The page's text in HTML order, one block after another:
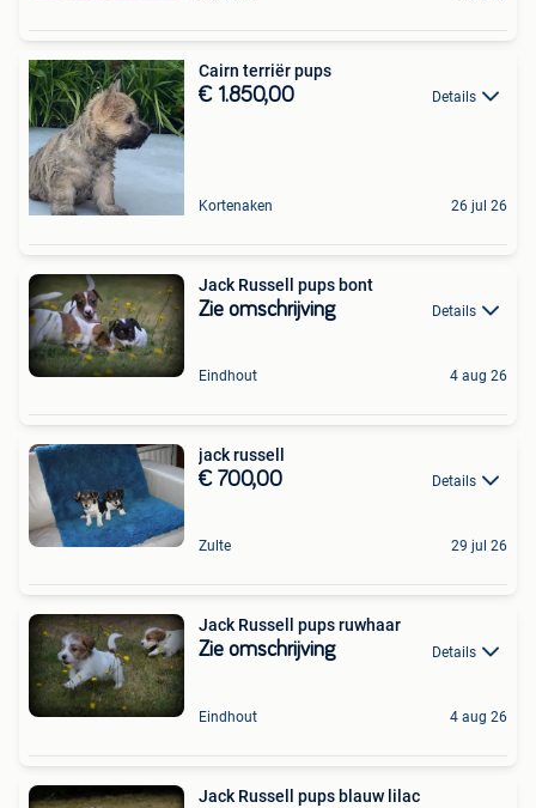
Cairn terriër pups
€ 1.850,00 Details
Kortenaken 26 jul 26
Jack Russell pups bont
Zie omschrijving Details
Eindhout 4 aug 26
jack russell
€ 700,00 Details
Zulte 29 jul 26
Jack Russell pups ruwhaar
Zie omschrijving Details
Eindhout 4 aug 26
Jack Russell pups blauw lilac